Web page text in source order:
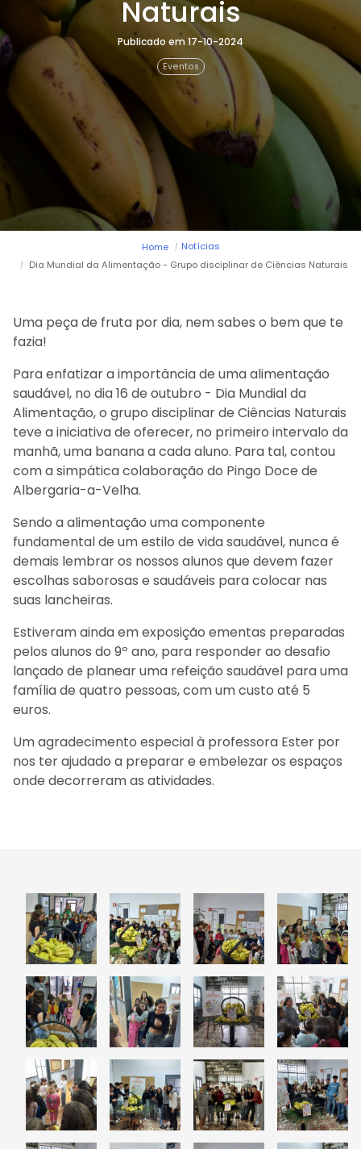
História
Comunicados
Tabela de Preços
Viver as férias 2025
Testemunhos
Perguntas Frequentes
Jornal Digital
Naturais
Publicado em 17-10-2024
Eventos
Home
Notícias
Dia Mundial da Alimentação - Grupo disciplinar de Ciências Naturais
Uma peça de fruta por dia, nem sabes o bem que te
fazia!
Para enfatizar a importância de uma alimentação
saudável, no dia 16 de outubro - Dia Mundial da
Alimentação, o grupo disciplinar de Ciências Naturais
teve a iniciativa de oferecer, no primeiro intervalo da
manhã, uma banana a cada aluno. Para tal, contou
com a simpática colaboração do Pingo Doce de
Albergaria-a-Velha.
Sendo a alimentação uma componente
fundamental de um estilo de vida saudável, nunca é
demais lembrar os nossos alunos que devem fazer
escolhas saborosas e saudáveis para colocar nas
suas lancheiras.
Estiveram ainda em exposição ementas preparadas
pelos alunos do 9º ano, para responder ao desafio
lançado de planear uma refeição saudável para uma
família de quatro pessoas, com um custo até 5
euros.
Um agradecimento especial à professora Ester por
nos ter ajudado a preparar e embelezar os espaços
onde decorreram as atividades.